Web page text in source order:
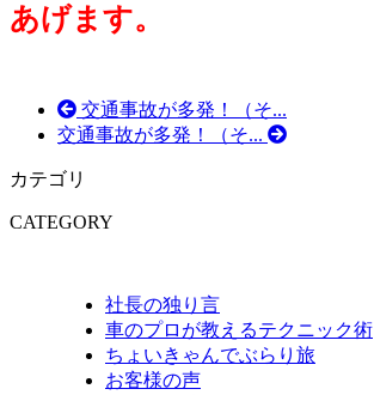
あげます。
交通事故が多発！（そ...
交通事故が多発！（そ...
カテゴリ
CATEGORY
社長の独り言
車のプロが教えるテクニック術
ちょいきゃんでぶらり旅
お客様の声